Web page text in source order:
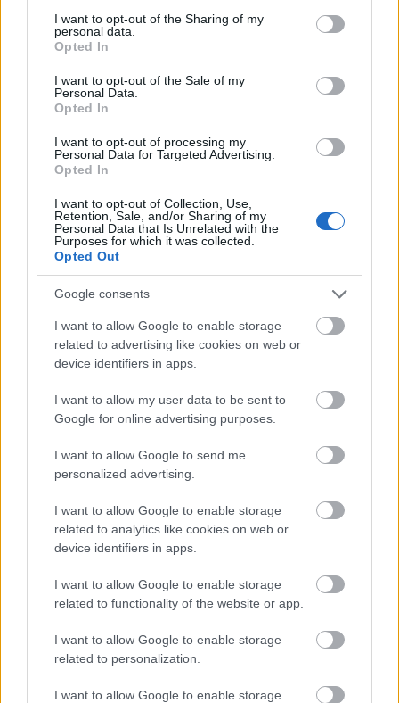
not limited to your visit or usage behaviour. You may click to
grant or deny consent to Google and its third-party tags to
use your data for below specified purposes in below Google
consent section.
I want to opt-out of the Sharing of my
personal data.
Opted In
I want to opt-out of the Sale of my
Personal Data.
Opted In
I want to opt-out of processing my
Personal Data for Targeted Advertising.
Opted In
I want to opt-out of Collection, Use,
Retention, Sale, and/or Sharing of my
Personal Data that Is Unrelated with the
Purposes for which it was collected.
Opted Out
Google consents
I want to allow Google to enable storage
related to advertising like cookies on web or
device identifiers in apps.
I want to allow my user data to be sent to
Google for online advertising purposes.
I want to allow Google to send me
personalized advertising.
I want to allow Google to enable storage
related to analytics like cookies on web or
device identifiers in apps.
I want to allow Google to enable storage
related to functionality of the website or app.
I want to allow Google to enable storage
related to personalization.
I want to allow Google to enable storage
során megfelel az adott munkára.
olyan személyek kaphatnak munkát, akiknek
tisztek többsége görög, norvég, olasz, britt vagy
amerikai, de némelyik hajókon lengyel és horvát
tisztek is vannak. Több fülöpszigeteki
alkalmazott is van a fedélzeten és a gépházban.